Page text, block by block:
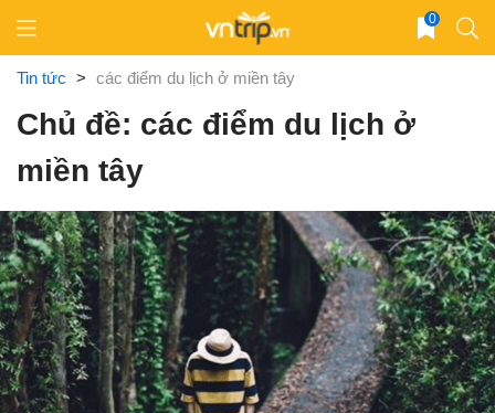
content
0
Tin tức > các điểm du lịch ở miền tây
Chủ đề: các điểm du lịch ở
miền tây